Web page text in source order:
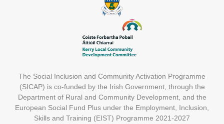
The Social Inclusion and Community Activation Programme
(SICAP) is co-funded by the Irish Government, through the
Department of Rural and Community Development, and the
European Social Fund Plus under the Employment, Inclusion,
Skills and Training (EIST) Programme 2021-2027